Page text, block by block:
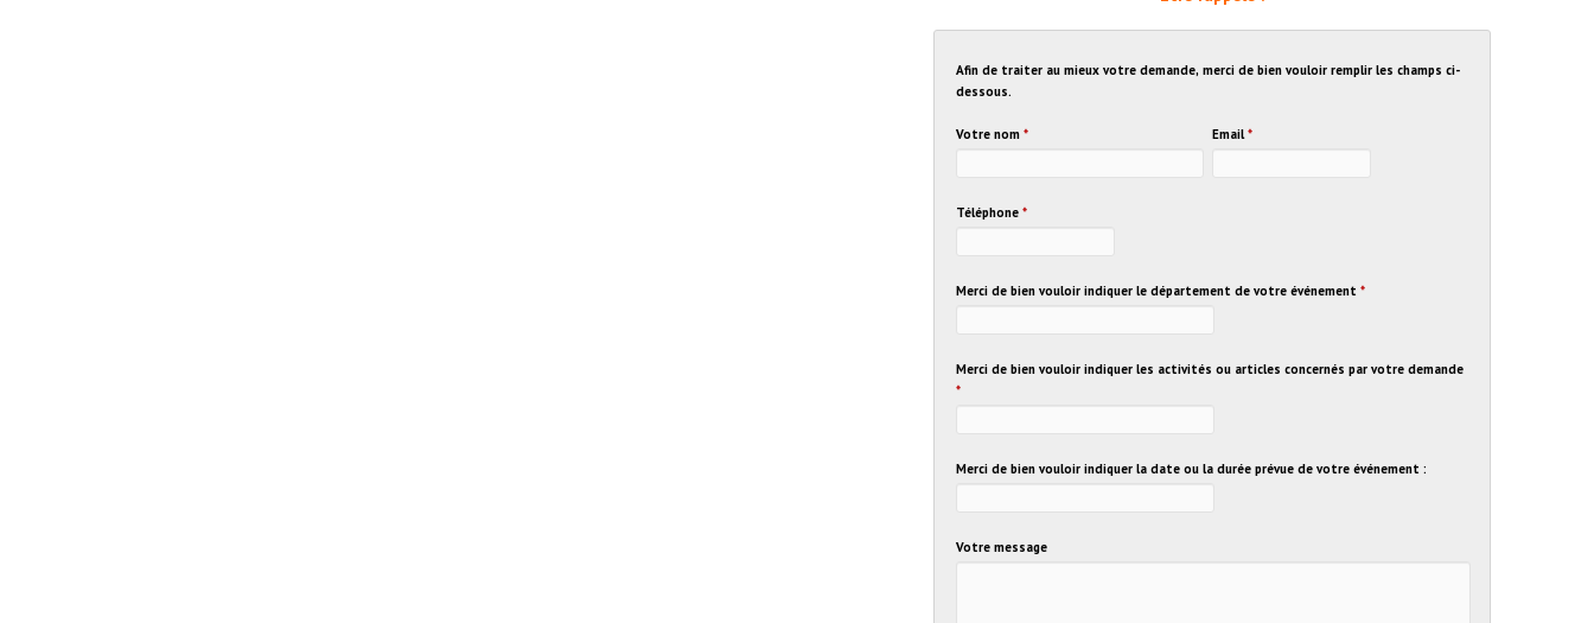
Afin de traiter au mieux votre demande, merci de bien vouloir remplir les champs ci-
dessous.
Votre nom* Email *
Téléphone*
Merci de bien vouloir indiquer le département de votre événement*
Merci de bien vouloir indiquer les activités ou articles concernés par votre demande
*
Merci de bien vouloir indiquer la date ou la durée prévue de votre événement :
Votre message